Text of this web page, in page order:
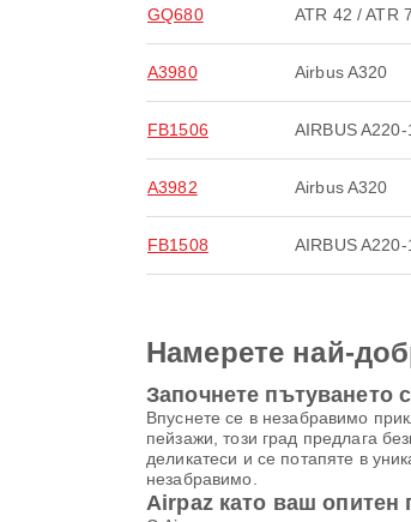
GQ680 ATR 42 / ATR
A3980 Airbus A320
FB1506 AIRBUS
A3982 Airbus A320
FB1508 AIRBUS
Намерете най-
Започнете пътуването
Впуснете се в незабравимо
пейзажи, този град предлага
деликатеси и се потапяте в
незабравимо.
Airpaz като ваш опитен